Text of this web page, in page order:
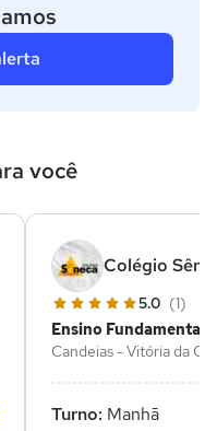
você
Colégio
5.0 (1)
Ensino Fundamental II
Candeias - Vitória da
Turno: Manhã